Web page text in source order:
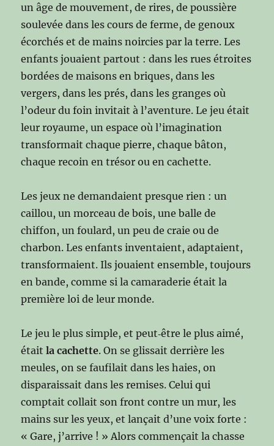
un âge de mouvement, de rires, de poussière
soulevée dans les cours de ferme, de genoux
écorchés et de mains noircies par la terre. Les
enfants jouaient partout : dans les rues étroites
bordées de maisons en briques, dans les
vergers, dans les prés, dans les granges où
l’odeur du foin invitait à l’aventure. Le jeu était
leur royaume, un espace où l’imagination
transformait chaque pierre, chaque bâton,
chaque recoin en trésor ou en cachette.
Les jeux ne demandaient presque rien : un
caillou, un morceau de bois, une balle de
chiffon, un foulard, un peu de craie ou de
charbon. Les enfants inventaient, adaptaient,
transformaient. Ils jouaient ensemble, toujours
en bande, comme si la camaraderie était la
première loi de leur monde.
Le jeu le plus simple, et peut‑être le plus aimé,
étaitla cachette. On se glissait derrière les
meules, on se faufilait dans les haies, on
disparaissait dans les remises. Celui qui
comptait collait son front contre un mur, les
mains sur les yeux, et lançait d’une voix forte :
« Gare, j’arrive ! » Alors commençait la chasse